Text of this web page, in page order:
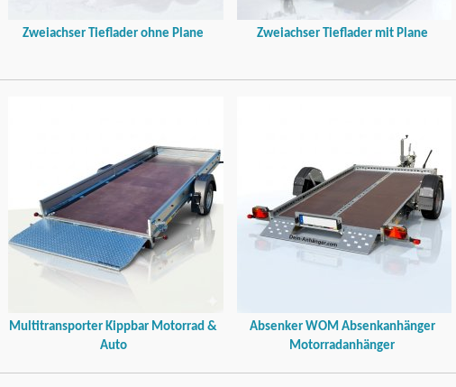
Zweiachser Tieflader ohne Plane Zweiachser Tieflader mit Plane
Multitransporter Kippbar Motorrad &
Auto
Absenker WOM Absenkanhänger
Motorradanhänger